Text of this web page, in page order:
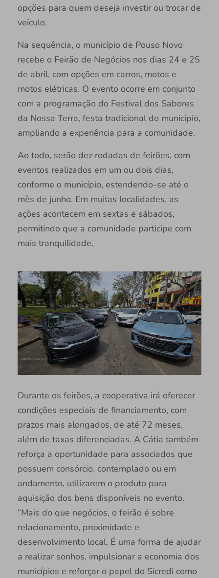
opções para quem deseja investir ou trocar de
veículo.
Na sequência, o município de Pouso Novo
recebe o Feirão de Negócios nos dias 24 e 25
de abril, com opções em carros, motos e
motos elétricas. O evento ocorre em conjunto
com a programação do Festival dos Sabores
da Nossa Terra, festa tradicional do município,
ampliando a experiência para a comunidade.
Ao todo, serão dez rodadas de feirões, com
eventos realizados em um ou dois dias,
conforme o município, estendendo-se até o
mês de junho. Em muitas localidades, as
ações acontecem em sextas e sábados,
permitindo que a comunidade participe com
mais tranquilidade.
Durante os feirões, a cooperativa irá oferecer
condições especiais de financiamento, com
prazos mais alongados, de até 72 meses,
além de taxas diferenciadas. A Cátia também
reforça a oportunidade para associados que
possuem consórcio, contemplado ou em
andamento, utilizarem o produto para
aquisição dos bens disponíveis no evento.
“Mais do que negócios, o feirão é sobre
relacionamento, proximidade e
desenvolvimento local. É uma forma de ajudar
a realizar sonhos, impulsionar a economia dos
municípios e reforçar o papel do Sicredi como